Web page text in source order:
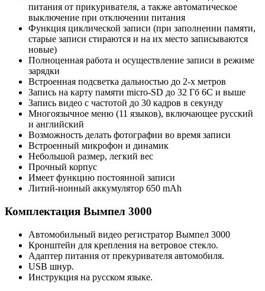
питания от прикуривателя, а также автоматическое
выключение при отключении питания
Функция циклической записи (при заполнении памяти,
старые записи стираются и на их место записываются
новые)
Полноценная работа и осуществление записи в режиме
зарядки
Встроенная подсветка дальностью до 2-х метров
Запись на карту памяти micro-SD до 32 Гб 6C и выше
Запись видео с частотой до 30 кадров в секунду
Многоязычное меню (11 языков), включающее русский
и английский
Возможность делать фотографии во время записи
Встроенный микрофон и динамик
Небольшой размер, легкий вес
Прочный корпус
Имеет функцию постоянной записи
Литий-ионный аккумулятор 650 mAh
Комплектация Вымпел 3000
Автомобильный видео регистратор Вымпел 3000
Кронштейн для крепления на ветровое стекло.
Адаптер питания от прекуривателя автомобиля.
USB шнур.
Инструкция на русском языке.